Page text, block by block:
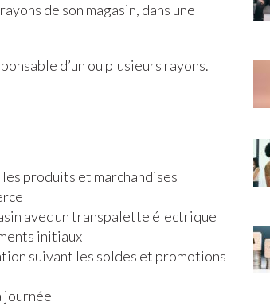
de son magasin, dans une
d’un ou plusieurs rayons.
produits et marchandises
avec un transpalette électrique
initiaux
suivant les soldes et promotions
journée